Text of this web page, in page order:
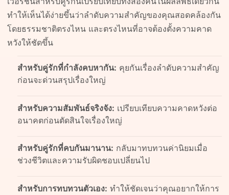
ทำให้เห็นได้ง่ายขึ้นว่าลำดับความสำคัญของคุณสอดคล้องกัน
โดยธรรมชาติตรงไหน และตรงไหนที่อาจต้องตั้งความคาด
หวังให้ชัดขึ้น
สำหรับคู่รักที่กำลังคบหากัน: คุยกันเรื่องลำดับความสำคัญ
ก่อนจะด่วนสรุปเรื่องใหญ่
สำหรับความสัมพันธ์จริงจัง: เปรียบเทียบความคาดหวังต่อ
อนาคตก่อนตัดสินใจเรื่องใหญ่
สำหรับคู่รักที่คบกันมานาน: กลับมาทบทวนค่านิยมเมื่อ
ช่วงชีวิตและความรับผิดชอบเปลี่ยนไป
สำหรับการทบทวนตัวเอง: ทำให้ชัดเจนว่าคุณอยากให้การ